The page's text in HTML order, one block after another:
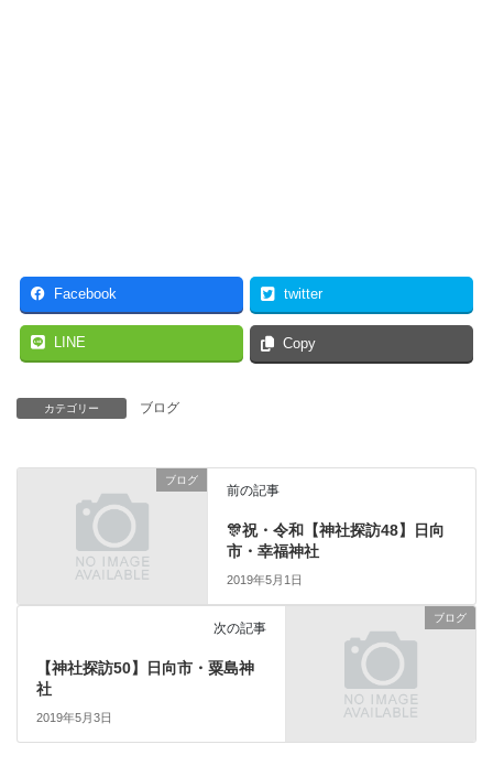
Facebook twitter
LINE Copy
カテゴリー ブログ
ブログ
前の記事
🎊祝・令和【神社探訪48】日向
市・幸福神社
2019年5月1日
ブログ
次の記事
【神社探訪50】日向市・粟島神
社
2019年5月3日